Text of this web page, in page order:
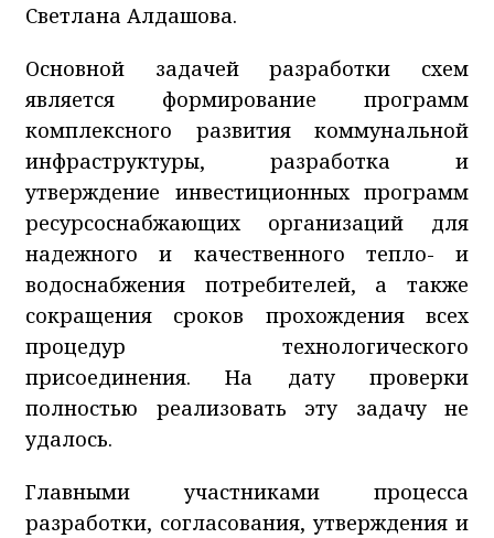
Светлана Алдашова.
Основной задачей разработки схем
является формирование программ
комплексного развития коммунальной
инфраструктуры, разработка и
утверждение инвестиционных программ
ресурсоснабжающих организаций для
надежного и качественного тепло- и
водоснабжения потребителей, а также
сокращения сроков прохождения всех
процедур технологического
присоединения. На дату проверки
полностью реализовать эту задачу не
удалось.
Главными участниками процесса
разработки, согласования, утверждения и